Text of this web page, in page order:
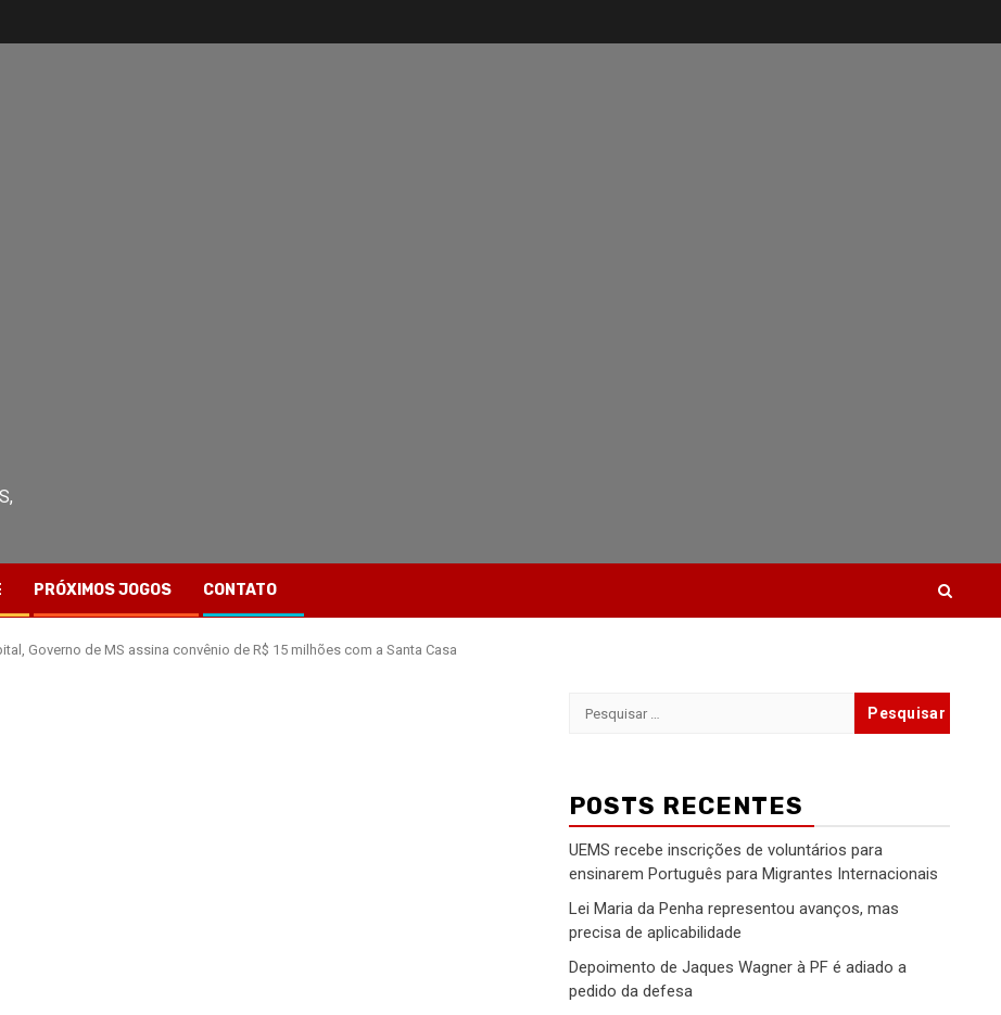
PRÓXIMOS JOGOS CONTATO
Governo de MS assina convênio de R$ 15 milhões com a Santa Casa
Pesquisar
POSTS RECENTES
UEMS recebe inscrições de voluntários para
ensinarem Português para Migrantes Internacionais
Lei Maria da Penha representou avanços, mas
precisa de aplicabilidade
Depoimento de Jaques Wagner à PF é adiado a
pedido da defesa